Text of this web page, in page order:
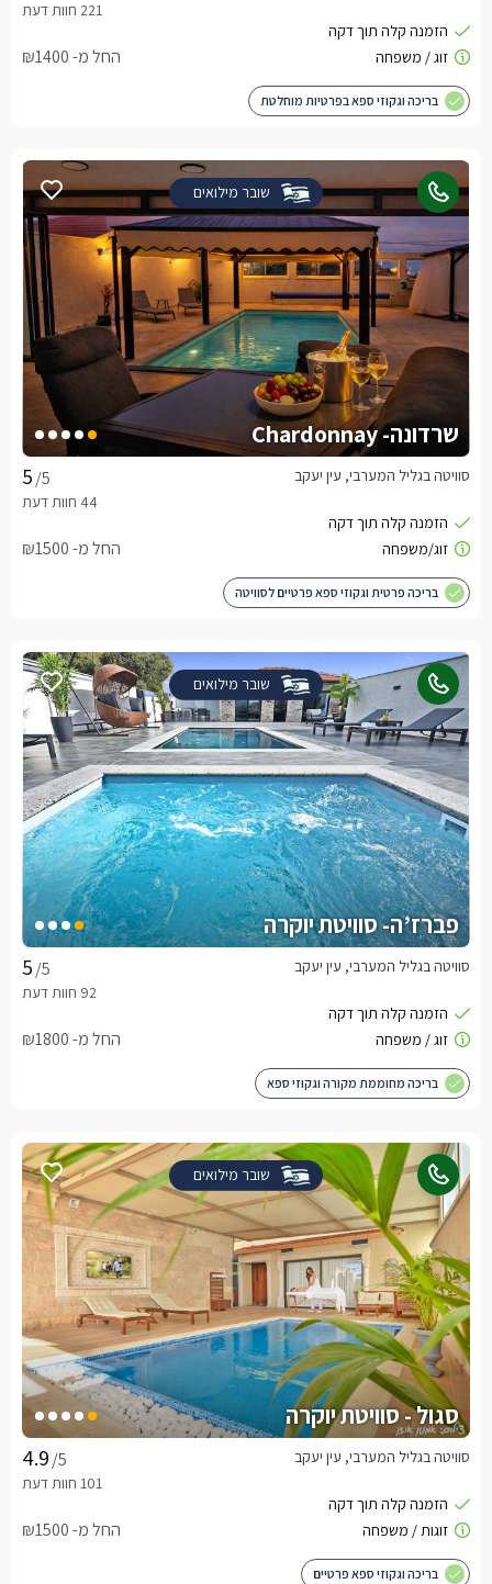
החל מ- ₪1400
בריכה וגקוזי ספא בפרטיות מוחלטת
שובר מילואים
שרדונה- Chardonnay
/5 סוויטה בגליל המערבי, עין יעקב
החל מ- ₪1500
בריכה פרטית וגקוזי ספא פרטיים לסוויטה
שובר מילואים
פברז’ה- סוויטת יוקרה
/5 סוויטה בגליל המערבי, עין יעקב
החל מ- ₪1800
בריכה מחוממת מקורה וגקוזי ספא
שובר מילואים
סגול - סוויטת יוקרה
/5 סוויטה בגליל המערבי, עין יעקב
החל מ- ₪1500
בריכה וגקוזי ספא פרטיים